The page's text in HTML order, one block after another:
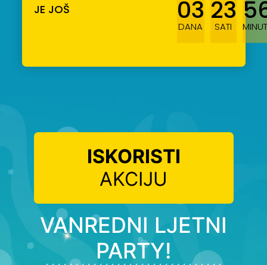
JE JOŠ
03
DANA
23
SATI
ISKORISTI
AKCIJU
VANREDNI LJETNI
PARTY!